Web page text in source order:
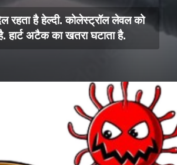
रहता है हेल्दी. कोलेस्ट्रॉल लेवल को
हार्ट अटैक का खतरा घटाता है.